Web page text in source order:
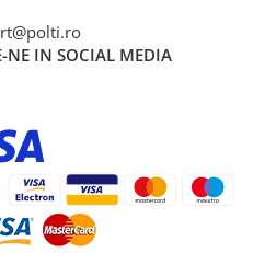
NE IN SOCIAL MEDIA